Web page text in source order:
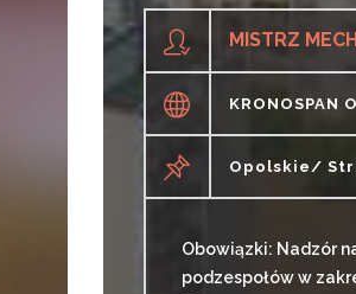
MISTRZ
KRONOSPAN
Opolskie/
Obowiązki: Nadzór
podzespołów w